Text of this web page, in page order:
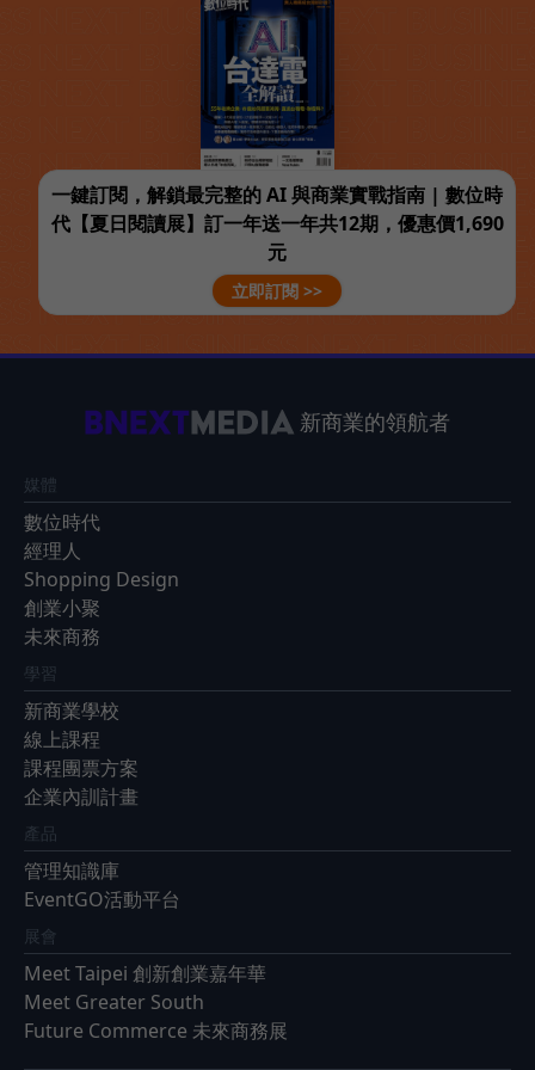
一鍵訂閱，解鎖最完整的 AI 與商業實戰指南 | 數位時
代【夏日閱讀展】訂一年送一年共12期，優惠價1,690
元
立即訂閱 >>
新商業的領航者
媒體
數位時代
經理人
Shopping Design
創業小聚
未來商務
學習
新商業學校
線上課程
課程團票方案
企業內訓計畫
產品
管理知識庫
EventGO活動平台
展會
Meet Taipei 創新創業嘉年華
Meet Greater South
Future Commerce 未來商務展